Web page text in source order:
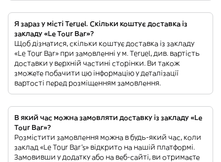
Я зараз у місті Teruel. Скільки коштує доставка із
закладу «Le Tour Bar»?
Щоб дізнатися, скільки коштує доставка із закладу
«Le Tour Bar» при замовленні у м. Teruel, див. вартість
доставки у верхній частині сторінки. Ви також
зможете побачити цю інформацію у деталізації
вартості перед розміщенням замовлення.
В який час можна замовляти доставку із закладу «Le
Tour Bar»?
Розмістити замовлення можна в будь-який час, коли
заклад «Le Tour Bar’s» відкрито на нашій платформі.
Замовивши у додатку або на веб-сайті, ви отримаєте